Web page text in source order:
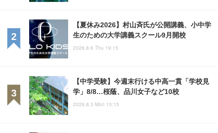
【夏休み2026】村山斉氏が公開講義、小中学
生のための大学講義スクール9月開校
2026.8.6 Thu 19:15
【中学受験】今週末行ける中高一貫「学校見
学」8/8…桜蔭、品川女子など10校
2026.8.3 Mon 10:15